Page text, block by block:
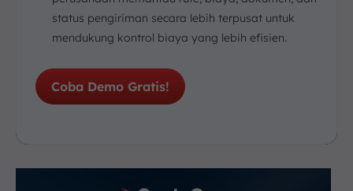
status pengiriman secara lebih terpusat untuk
mendukung kontrol biaya yang lebih efisien.
Coba Demo Gratis!